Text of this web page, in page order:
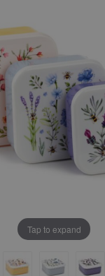
Tap to expand